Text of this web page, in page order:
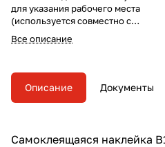
для указания рабочего места
(используется совместно с
другими знаками пожарной
безопасности).
Все описание
Описание Документы
Самоклеящаяся наклейка